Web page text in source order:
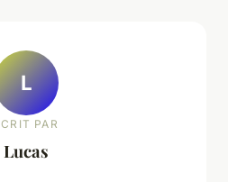
L
PAR
Lucas